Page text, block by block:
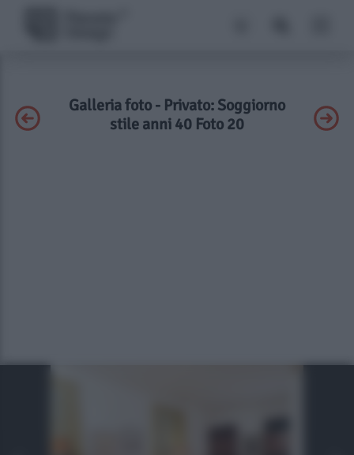
Galleria foto - Privato: Soggiorno
stile anni 40 Foto 20